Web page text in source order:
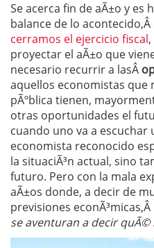
Se acerca fin de aÃ±o y es
balance de lo acontecido,Â
cerramos el ejercicio fiscal
proyectar el aÃ±o que
necesario recurrir a lasÂ
aquellos economistas que
pÃºblica tienen,
otras oportunidades el
cuando uno va a escuchar
economista reconocido
la situaciÃ³n actual, sino
futuro. Pero con la mala
aÃ±os donde, a decir de
previsiones econÃ³micas,Â
se aventuran a decir quÃ©